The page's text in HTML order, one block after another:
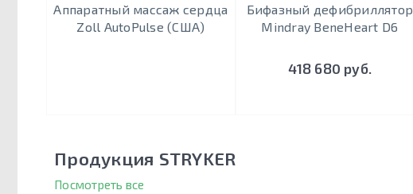
Аппаратный массаж сердца
Zoll AutoPulse (США)
Бифазный дефибриллятор
Mindray BeneHeart D6
418 680 руб.
Продукция STRYKER
Посмотреть все